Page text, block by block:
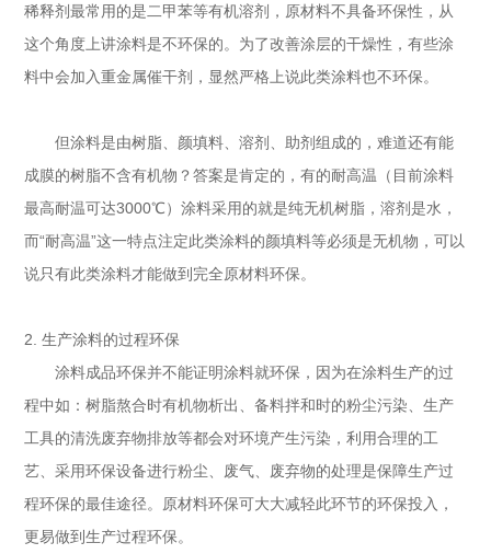
稀释剂最常用的是二甲苯等有机溶剂，原材料不具备环保性，从
这个角度上讲涂料是不环保的。为了改善涂层的干燥性，有些涂
料中会加入重金属催干剂，显然严格上说此类涂料也不环保。
但涂料是由树脂、颜填料、溶剂、助剂组成的，难道还有能
成膜的树脂不含有机物？答案是肯定的，有的耐高温（目前涂料
最高耐温可达3000℃）涂料采用的就是纯无机树脂，溶剂是水，
而“耐高温”这一特点注定此类涂料的颜填料等必须是无机物，可以
说只有此类涂料才能做到完全原材料环保。
2.生产涂料的过程环保
涂料成品环保并不能证明涂料就环保，因为在涂料生产的过
程中如：树脂熬合时有机物析出、备料拌和时的粉尘污染、生产
工具的清洗废弃物排放等都会对环境产生污染，利用合理的工
艺、采用环保设备进行粉尘、废气、废弃物的处理是保障生产过
程环保的最佳途径。原材料环保可大大减轻此环节的环保投入，
更易做到生产过程环保。